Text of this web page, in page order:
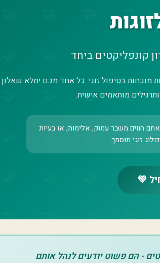
קונפליקטים ביחד
מוכחות בטיפול זוגי. כל אחד מכם ימלא שאלון
מותאמים אישית.
חווים משבר עמוק, אלימות, או בעיות
זוגי מוסמך.
💚
- הם פשוט יודעים לנהל אותם